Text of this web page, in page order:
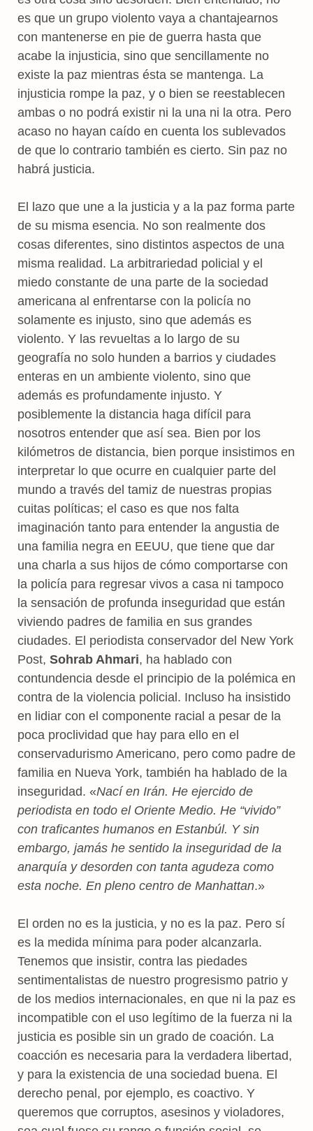
es que un grupo violento vaya a chantajearnos
con mantenerse en pie de guerra hasta que
acabe la injusticia, sino que sencillamente no
existe la paz mientras ésta se mantenga. La
injusticia rompe la paz, y o bien se reestablecen
ambas o no podrá existir ni la una ni la otra. Pero
acaso no hayan caído en cuenta los sublevados
de que lo contrario también es cierto. Sin paz no
habrá justicia.
El lazo que une a la justicia y a la paz forma parte
de su misma esencia. No son realmente dos
cosas diferentes, sino distintos aspectos de una
misma realidad. La arbitrariedad policial y el
miedo constante de una parte de la sociedad
americana al enfrentarse con la policía no
solamente es injusto, sino que además es
violento. Y las revueltas a lo largo de su
geografía no solo hunden a barrios y ciudades
enteras en un ambiente violento, sino que
además es profundamente injusto. Y
posiblemente la distancia haga difícil para
nosotros entender que así sea. Bien por los
kilómetros de distancia, bien porque insistimos en
interpretar lo que ocurre en cualquier parte del
mundo a través del tamiz de nuestras propias
cuitas políticas; el caso es que nos falta
imaginación tanto para entender la angustia de
una familia negra en EEUU, que tiene que dar
una charla a sus hijos de cómo comportarse con
la policía para regresar vivos a casa ni tampoco
la sensación de profunda inseguridad que están
viviendo padres de familia en sus grandes
ciudades. El periodista conservador del New York
Post, Sohrab Ahmari, ha hablado con
contundencia desde el principio de la polémica en
contra de la violencia policial. Incluso ha insistido
en lidiar con el componente racial a pesar de la
poca proclividad que hay para ello en el
conservadurismo Americano, pero como padre de
familia en Nueva York, también ha hablado de la
inseguridad. «Nací en Irán. He ejercido de
periodista en todo el Oriente Medio. He “vivido”
con traficantes humanos en Estanbúl. Y sin
embargo, jamás he sentido la inseguridad de la
anarquía y desorden con tanta agudeza como
esta noche. En pleno centro de Manhattan.»
El orden no es la justicia, y no es la paz. Pero sí
es la medida mínima para poder alcanzarla.
Tenemos que insistir, contra las piedades
sentimentalistas de nuestro progresismo patrio y
de los medios internacionales, en que ni la paz es
incompatible con el uso legítimo de la fuerza ni la
justicia es posible sin un grado de coación. La
coacción es necesaria para la verdadera libertad,
y para la existencia de una sociedad buena. El
derecho penal, por ejemplo, es coactivo. Y
queremos que corruptos, asesinos y violadores,